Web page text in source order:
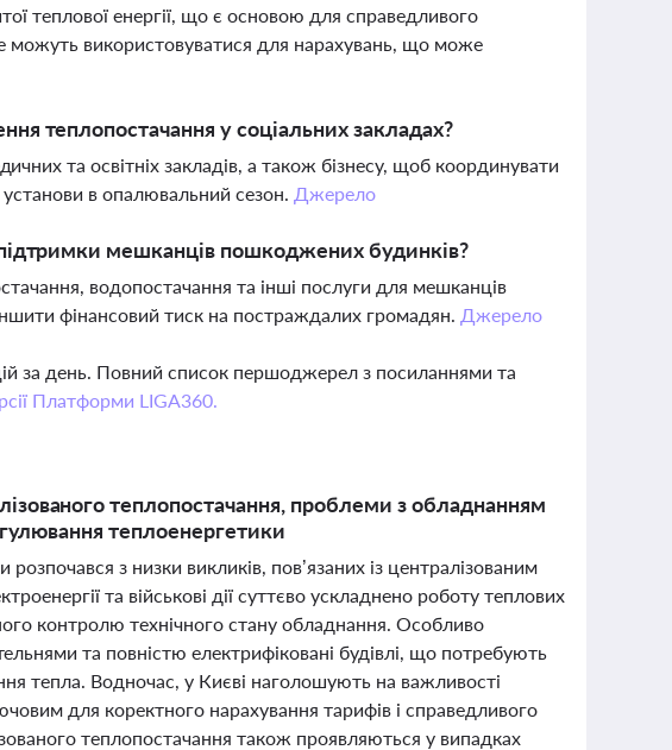
теплової енергії, що є основою для справедливого
можуть використовуватися для нарахувань, що може
теплопостачання у соціальних закладах?
та освітніх закладів, а також бізнесу, щоб координувати
установи в опалювальний сезон. Джерело
підтримки мешканців пошкоджених будинків?
водопостачання та інші послуги для мешканців
фінансовий тиск на постраждалих громадян. Джерело
за день. Повний список першоджерел з посиланнями та
Платформи LIGA360.
теплопостачання, проблеми з обладнанням
теплоенергетики
з низки викликів, пов’язаних із централізованим
та військові дії суттєво ускладнено роботу теплових
контролю технічного стану обладнання. Особливо
та повністю електрифіковані будівлі, що потребують
тепла. Водночас, у Києві наголошують на важливості
для коректного нарахування тарифів і справедливого
теплопостачання також проявляються у випадках